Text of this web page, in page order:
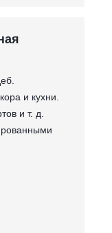
и кухни.
и т. д.